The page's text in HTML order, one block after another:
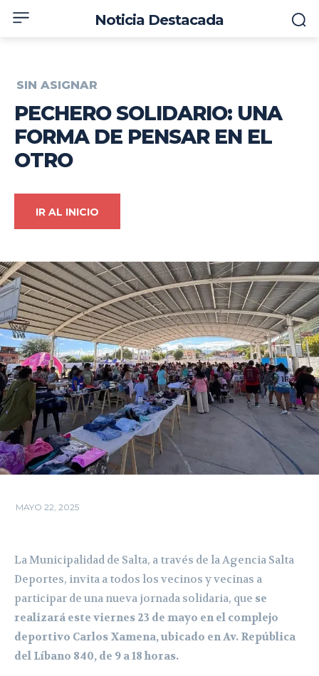
Noticia Destacada
SIN ASIGNAR
PECHERO SOLIDARIO: UNA
FORMA DE PENSAR EN EL
OTRO
IR AL INICIO
MAYO 22, 2025
La Municipalidad de Salta, a través de la Agencia Salta
Deportes, invita a todos los vecinos y vecinas a
participar de una nueva jornada solidaria, que se
realizará este viernes 23 de mayo en el complejo
deportivo Carlos Xamena, ubicado en Av. República
del Líbano 840, de 9 a 18 horas.